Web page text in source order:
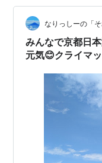
い。」 だがどんな
場の人を助けたい
なりっしーの「
みんなで京都日
元気😊クライマ